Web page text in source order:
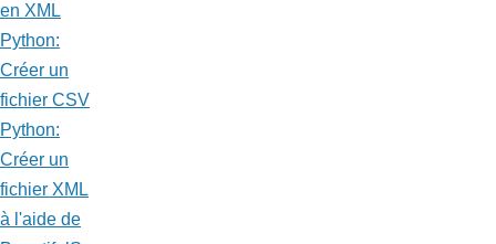
en XML
Python:
Créer un
fichier CSV
Python:
Créer un
fichier XML
à l'aide de